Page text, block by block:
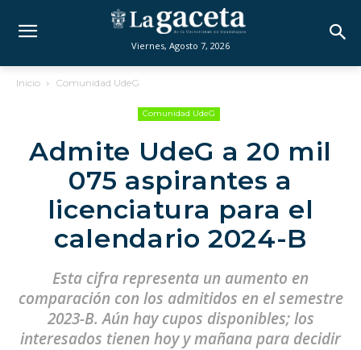
Viernes, Agosto 7, 2026
Inicio Comunidad UdeG
Comunidad UdeG
Admite UdeG a 20 mil
075 aspirantes a
licenciatura para el
calendario 2024-B
Esta cifra representa un aumento en
comparación con los admitidos en el semestre
2023-B. Aún hay cupos disponibles; los
interesados tienen hoy y mañana para decidir